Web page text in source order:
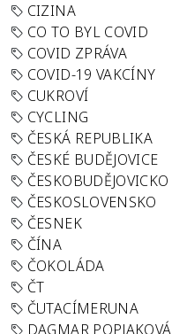
CIZINA
CO TO BYL COVID
COVID ZPRÁVA
COVID-19 VAKCÍNY
CUKROVÍ
CYCLING
ČESKÁ REPUBLIKA
ČESKÉ BUDĚJOVICE
ČESKOBUDĚJOVICKO
ČESKOSLOVENSKO
ČESNEK
ČÍNA
ČOKOLÁDA
ČT
ČUTACÍMERUNA
DAGMAR POPJAKOVÁ